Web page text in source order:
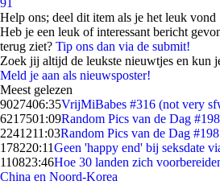
91
Help ons; deel dit item als je het leuk vond
Heb je een leuk of interessant bericht
terug ziet? Tip ons dan via de submit!
Zoek jij altijd de leukste nieuwtjes en kun
Meld je aan als nieuwsposter!
Meest gelezen
9027406:35VrijMiBabes #316 (not very
6217501:09Random Pics van de Dag
2241211:03Random Pics van de Dag
178220:11Geen 'happy end' bij seksdate
110823:46Hoe 30 landen zich
China en Noord-Korea